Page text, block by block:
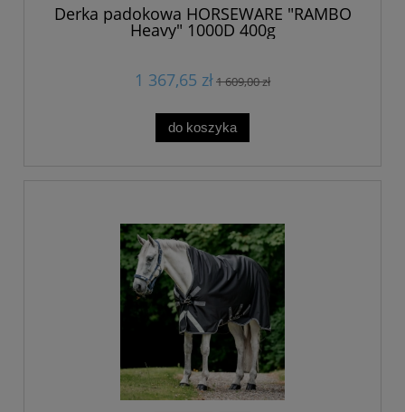
Derka padokowa HORSEWARE "RAMBO
Heavy" 1000D 400g
1 367,65 zł1 609,00 zł
do koszyka